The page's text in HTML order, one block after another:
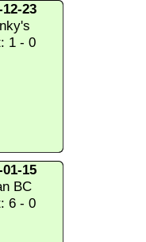
12-23
1 - 0
01-15
BC
6 - 0